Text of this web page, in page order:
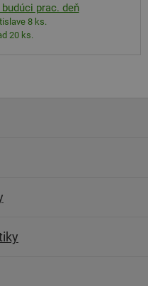
prac. deň
8 ks.
20 ks.